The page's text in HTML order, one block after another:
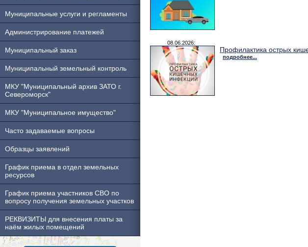
Муниципальные услуги и регламенты
Администрирование платежей
Муниципальный заказ
Муниципальный земельный контроль
МКУ "Муниципальный архив ЗАТО г.
Североморск"
МКУ "Муниципальное имущество"
Часто задаваемые вопросы
Образцы заявлений
График приема в отдел земельных
ресурсов
График приема участников СВО по
вопросу получения земельных участков
РЕКВИЗИТЫ для внесения платы за
наём жилых помещений
08.06.2026:
Профилактика острых
подробнее...